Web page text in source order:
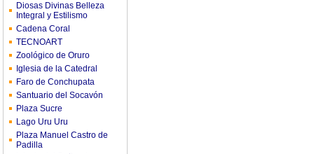
Diosas Divinas Belleza
Integral y Estilismo
Cadena Coral
TECNOART
Zoológico de Oruro
Iglesia de la Catedral
Faro de Conchupata
Santuario del Socavón
Plaza Sucre
Lago Uru Uru
Plaza Manuel Castro de
Padilla